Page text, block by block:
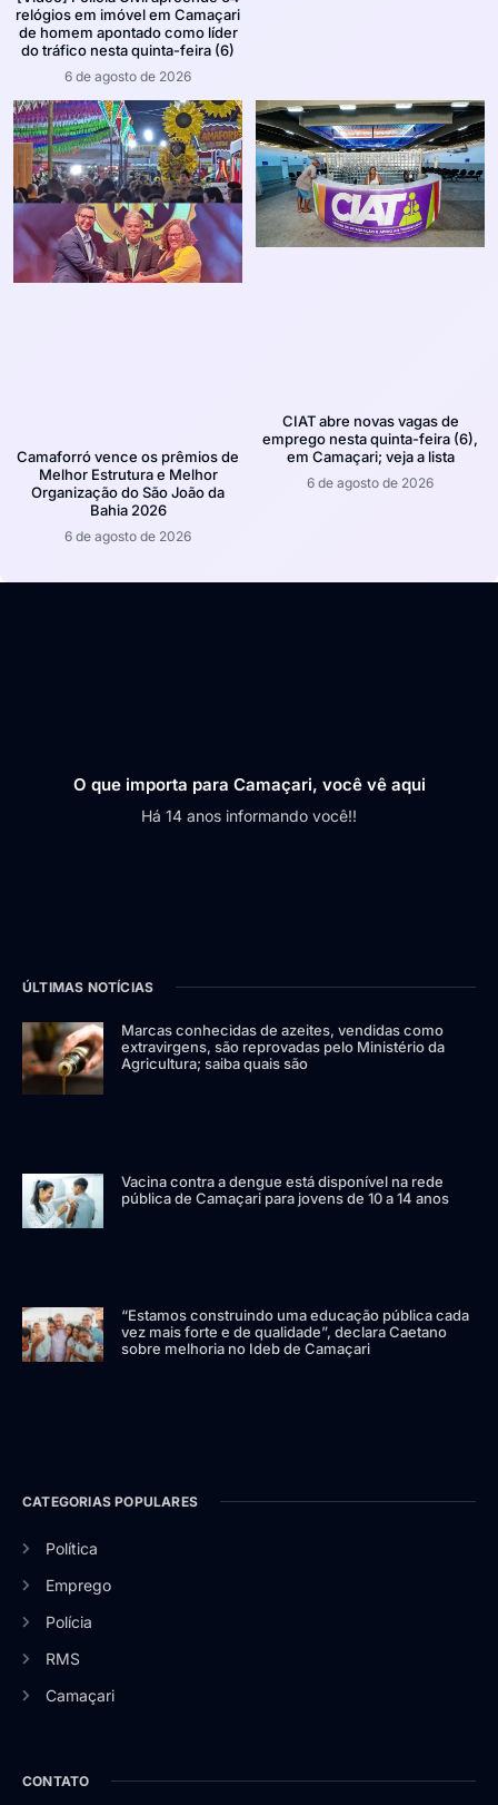
relógios em imóvel em Camaçari
de homem apontado como líder
do tráfico nesta quinta-feira (6)
6 de agosto de 2026
Camaforró vence os prêmios de
Melhor Estrutura e Melhor
Organização do São João da
Bahia 2026
6 de agosto de 2026
CIAT abre novas vagas de
emprego nesta quinta-feira (6),
em Camaçari; veja a lista
6 de agosto de 2026
O que importa para Camaçari, você vê aqui
Há 14 anos informando você!!
ÚLTIMAS NOTÍCIAS
Marcas conhecidas de azeites, vendidas como
extravirgens, são reprovadas pelo Ministério da
Agricultura; saiba quais são
Vacina contra a dengue está disponível na rede
pública de Camaçari para jovens de 10 a 14 anos
“Estamos construindo uma educação pública cada
vez mais forte e de qualidade”, declara Caetano
sobre melhoria no Ideb de Camaçari
CATEGORIAS POPULARES
Política
Emprego
Polícia
RMS
Camaçari
CONTATO